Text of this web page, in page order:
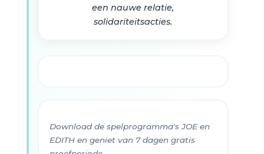
een nauwe relatie,
solidariteitsacties.
Download de spelprogramma's JOE en
EDITH en geniet van 7 dagen gratis